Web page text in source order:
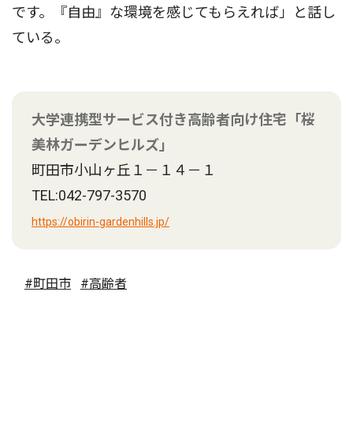
です。『自由』な環境を感じてもらえれば」と話し
ている。
大学連携型サービス付き高齢者向け住宅「桜
美林ガーデンヒルズ」
町田市小山ヶ丘１－１４－１
TEL:042-797-3570
https://obirin-gardenhills.jp/
#町田市 #高齢者